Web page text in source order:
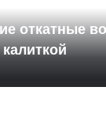
откатные